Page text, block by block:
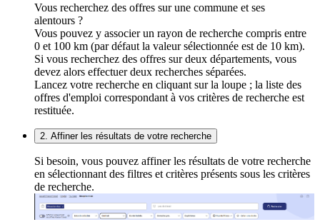
Vous recherchez des offres sur une commune et ses
alentours ?
Vous pouvez y associer un rayon de recherche compris entre
0 et 100 km (par défaut la valeur sélectionnée est de 10 km).
Si vous recherchez des offres sur deux départements, vous
devez alors effectuer deux recherches séparées.
Lancez votre recherche en cliquant sur la loupe ; la liste des
offres d'emploi correspondant à vos critères de recherche est
restituée.
2. Affiner les résultats de votre recherche
Si besoin, vous pouvez affiner les résultats de votre recherche
en sélectionnant des filtres et critères présents sous les critères
de recherche.